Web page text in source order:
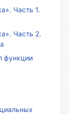
Часть 1.
Часть 2.
функции